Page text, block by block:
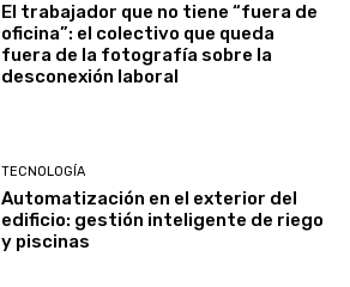
El trabajador que no tiene “fuera de
oficina”: el colectivo que queda
fuera de la fotografía sobre la
desconexión laboral
TECNOLOGÍA
Automatización en el exterior del
edificio: gestión inteligente de riego
y piscinas